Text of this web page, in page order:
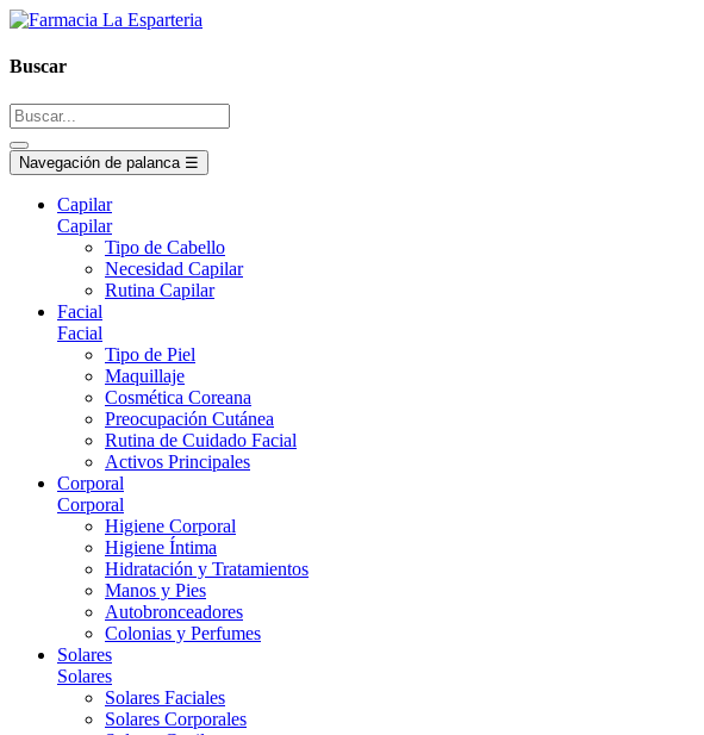
Buscar
Navegación de palanca ☰
Capilar
Capilar
Tipo de Cabello
Necesidad Capilar
Rutina Capilar
Facial
Facial
Tipo de Piel
Maquillaje
Cosmética Coreana
Preocupación Cutánea
Rutina de Cuidado Facial
Activos Principales
Corporal
Corporal
Higiene Corporal
Higiene Íntima
Hidratación y Tratamientos
Manos y Pies
Autobronceadores
Colonias y Perfumes
Solares
Solares
Solares Faciales
Solares Corporales